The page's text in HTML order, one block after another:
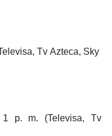
Tv Azteca, Sky
1 p. m. (Televisa, Tv